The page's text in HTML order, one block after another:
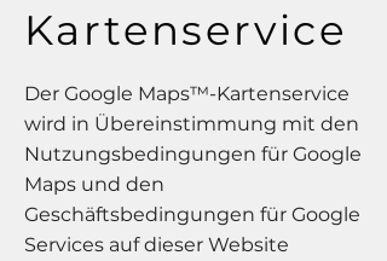
Der Google Maps™-Kartenservice
wird in Übereinstimmung mit den
Nutzungsbedingungen für Google
Maps und den
Geschäftsbedingungen für Google
Services auf dieser Website
Kartenservice